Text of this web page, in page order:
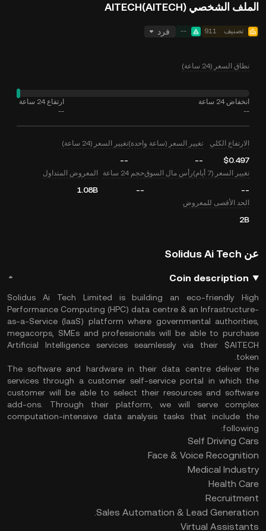
الملف الشخصي AITECH(AITECH)
تصنيف 911
-- فرد
نطاق السعر (24 ساعة)
انخفاض 24 ساعة
--
ارتفاع 24 ساعة
--
الارتفاع الكلي
$0.497
تغيير السعر (ساعة واحدة)
--
تغيير السعر (24 ساعة)
--
تغيير السعر (7 أيام)
--
رأس مال السوقحجم 24 ساعة
--
المعروض المتداول
1.08B
الحد الأقصى للمعروض
2B
عن Solidus Ai Tech
Coin description
Solidus Ai Tech Limited is building an eco-friendly High
Performance Computing (HPC) data centre & an Infrastructure-
as-a-Service (IaaS) platform where governmental authorities,
megacorps, SMEs and professionals will be able to purchase
Artificial Intelligence services seamlessly via their $AITECH
token.
The software and hardware in their data centre deliver the
services through a customer self-service portal in which the
customer will be able to select their resources and software
add-ons. Through their platform, we will serve complex
computation-intensive data analysis tasks that include the
following:
Self Driving Cars
Face & Voice Recognition
Medical Industry
Health Care
Recruitment
Sales Automation & Lead Generation.
Virtual Assistants